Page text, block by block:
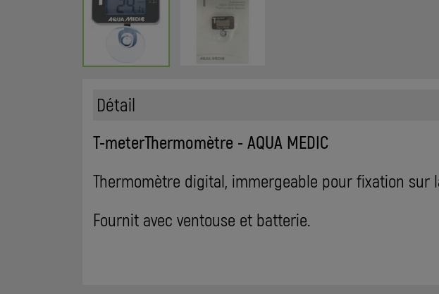
Détail
T-meterThermomètre - AQUA MEDIC
Thermomètre digital, immergeable pour fixation
Fournit avec ventouse et batterie.